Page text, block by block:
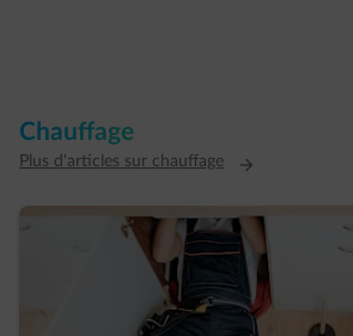
Chauffage
Plus d'articles sur chauffage